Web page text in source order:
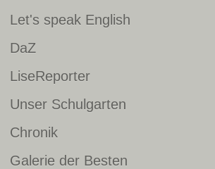
Let's speak English
DaZ
LiseReporter
Unser Schulgarten
Chronik
Galerie der Besten